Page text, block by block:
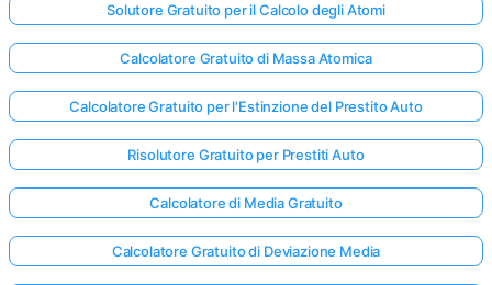
Solutore Gratuito per il Calcolo degli Atomi
Calcolatore Gratuito di Massa Atomica
Calcolatore Gratuito per l'Estinzione del Prestito Auto
Risolutore Gratuito per Prestiti Auto
Calcolatore di Media Gratuito
Calcolatore Gratuito di Deviazione Media